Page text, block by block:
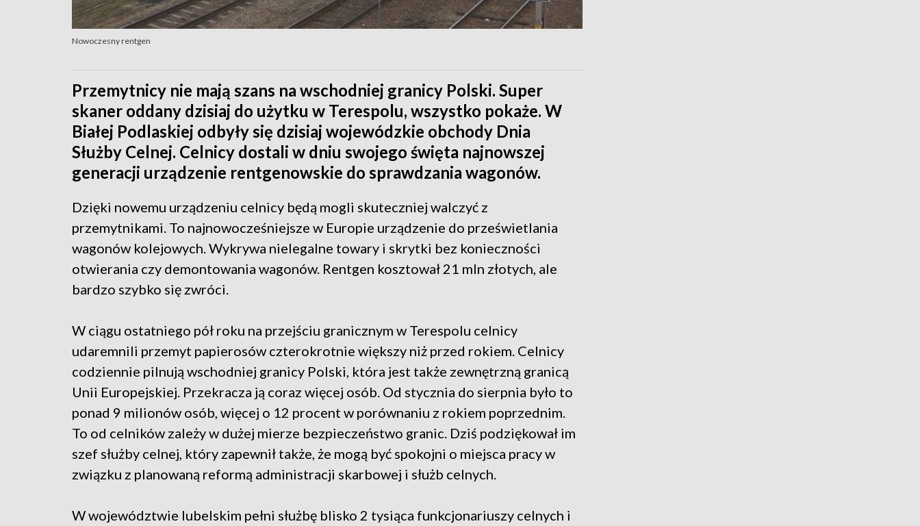
Nowoczesny rentgen
Przemytnicy nie mają szans na wschodniej granicy Polski. Super
skaner oddany dzisiaj do użytku w Terespolu, wszystko pokaże. W
Białej Podlaskiej odbyły się dzisiaj wojewódzkie obchody Dnia
Służby Celnej. Celnicy dostali w dniu swojego święta najnowszej
generacji urządzenie rentgenowskie do sprawdzania wagonów.
Dzięki nowemu urządzeniu celnicy będą mogli skuteczniej walczyć z
przemytnikami. To najnowocześniejsze w Europie urządzenie do prześwietlania
wagonów kolejowych. Wykrywa nielegalne towary i skrytki bez konieczności
otwierania czy demontowania wagonów. Rentgen kosztował 21 mln złotych, ale
bardzo szybko się zwróci.
W ciągu ostatniego pół roku na przejściu granicznym w Terespolu celnicy
udaremnili przemyt papierosów czterokrotnie większy niż przed rokiem. Celnicy
codziennie pilnują wschodniej granicy Polski, która jest także zewnętrzną granicą
Unii Europejskiej. Przekracza ją coraz więcej osób. Od stycznia do sierpnia było to
ponad 9 milionów osób, więcej o 12 procent w porównaniu z rokiem poprzednim.
To od celników zależy w dużej mierze bezpieczeństwo granic. Dziś podziękował im
szef służby celnej, który zapewnił także, że mogą być spokojni o miejsca pracy w
związku z planowaną reformą administracji skarbowej i służb celnych.
W województwie lubelskim pełni służbę blisko 2 tysiąca funkcjonariuszy celnych i